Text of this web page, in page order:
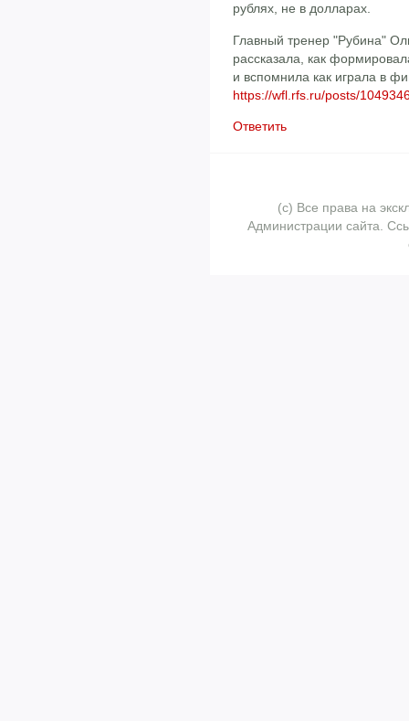
рублях, не в долларах.
Главный тренер "Рубина"
рассказала, как
и вспомнила как играла в
https://wfl.rfs.ru/posts/
Ответить
(с) Все права на
Администрации сайта.